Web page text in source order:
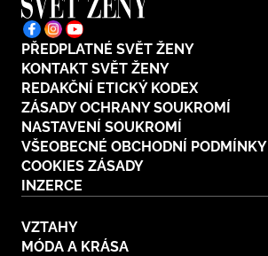
PŘEDPLATNÉ SVĚT ŽENY
KONTAKT SVĚT ŽENY
REDAKČNÍ ETICKÝ KODEX
ZÁSADY OCHRANY SOUKROMÍ
NASTAVENÍ SOUKROMÍ
VŠEOBECNÉ OBCHODNÍ PODMÍNKY
COOKIES ZÁSADY
INZERCE
VZTAHY
MÓDA A KRÁSA